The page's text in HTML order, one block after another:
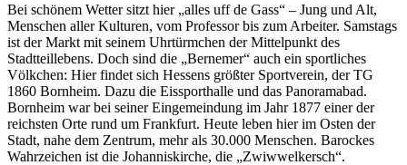
Bei schönem Wetter sitzt hier „alles uff de Gass“ – Jung und Alt,
Menschen aller Kulturen, vom Professor bis zum Arbeiter. Samstags
ist der Markt mit seinem Uhrtürmchen der Mittelpunkt des
Stadtteillebens. Doch sind die „Bernemer“ auch ein sportliches
Völkchen: Hier findet sich Hessens größter Sportverein, der TG
1860 Bornheim. Dazu die Eissporthalle und das Panoramabad.
Bornheim war bei seiner Eingemeindung im Jahr 1877 einer der
reichsten Orte rund um Frankfurt. Heute leben hier im Osten der
Stadt, nahe dem Zentrum, mehr als 30.000 Menschen. Barockes
Wahrzeichen ist die Johanniskirche, die „Zwiwwelkersch“.